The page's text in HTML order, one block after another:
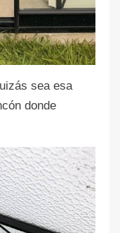
sea esa
donde